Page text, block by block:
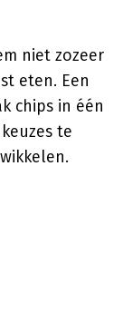
niet zozeer
eten. Een
chips in één
te